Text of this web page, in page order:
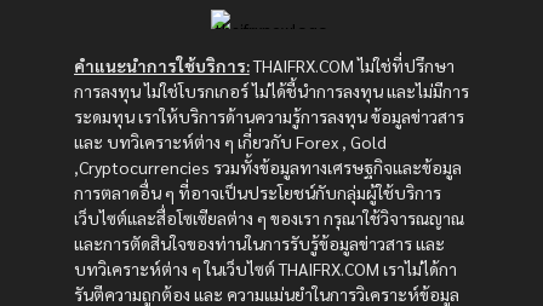
คำแนะนำการใช้บริการ:THAIFRX.COM ไม่ใช่ที่ปรึกษา
การลงทุน ไม่ใช่โบรกเกอร์ ไม่ได้ชี้นำการลงทุน และไม่มีการ
ระดมทุน เราให้บริการด้านความรู้การลงทุน ข้อมูลข่าวสาร
และ บทวิเคราะห์ต่าง ๆ เกี่ยวกับ Forex , Gold
,Cryptocurrencies รวมทั้งข้อมูลทางเศรษฐกิจและข้อมูล
การตลาดอื่น ๆ ที่อาจเป็นประโยชน์กับกลุ่มผู้ใช้บริการ
เว็บไซต์และสื่อโซเซียลต่าง ๆ ของเรา กรุณาใช้วิจารณญาณ
และการตัดสินใจของท่านในการรับรู้ข้อมูลข่าวสาร และ
บทวิเคราะห์ต่าง ๆ ในเว็บไซต์ THAIFRX.COM เราไม่ได้กา
รันตีความถูกต้อง และ ความแม่นยำในการวิเคราะห์ข้อมูล